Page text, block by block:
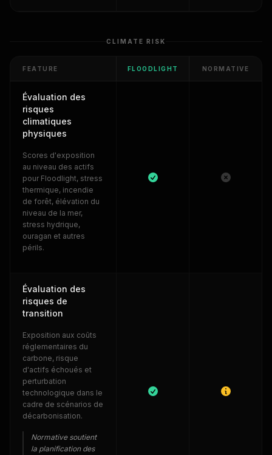
CLIMATE RISK
FEATURE FLOODLIGHT NORMATIVE
Évaluation des
risques
climatiques
physiques
Scores d'exposition
au niveau des actifs
pour Floodlight, stress
thermique, incendie
de forêt, élévation du
niveau de la mer,
stress hydrique,
ouragan et autres
périls.
Évaluation des
risques de
transition
Exposition aux coûts
réglementaires du
carbone, risque
d'actifs échoués et
perturbation
technologique dans le
cadre de scénarios de
décarbonisation.
Normative soutient
la planification des